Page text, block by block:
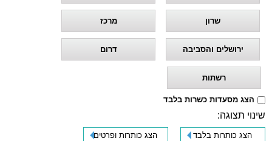
שרון מרכז
ירושלים והסביבה דרום
רשתות
הצג מסעדות כשרות בלבד
שינוי תצוגה:
הצג כותרות בלבד הצג כותרות ופרטים